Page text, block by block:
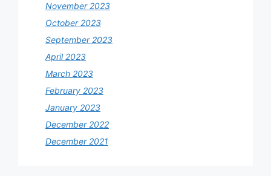
November 2023
October 2023
September 2023
April 2023
March 2023
February 2023
January 2023
December 2022
December 2021